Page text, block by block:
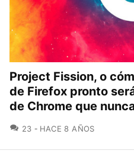
Project Fission, o
de Firefox pronto
de Chrome que
23 COMENTARIOS
HACE 8 AÑOS